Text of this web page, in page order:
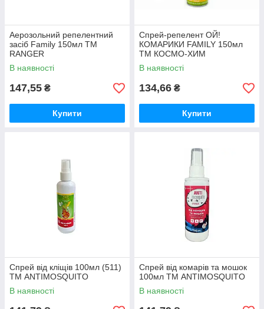
Аерозольний репелентний
засіб Family 150мл ТМ
RANGER
В наявності
147,55 ₴
Купити
Спрей-репелент ОЙ!
КОМАРИКИ FAMILY 150мл
ТМ КОСМО-ХИМ
В наявності
134,66 ₴
Купити
Спрей від кліщів 100мл (511)
ТМ ANTIMOSQUITO
В наявності
Спрей від комарів та мошок
100мл ТМ ANTIMOSQUITO
В наявності